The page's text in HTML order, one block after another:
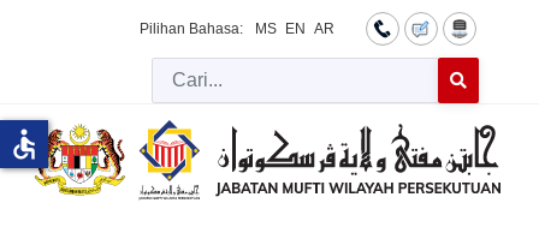
Pilihan Bahasa: MS EN AR
Cari
accessible